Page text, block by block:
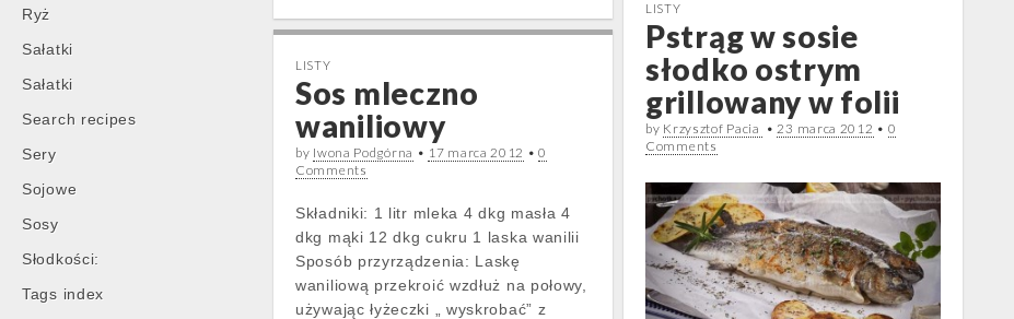
Ryż
Sałatki
Sałatki
Search recipes
Sery
Sojowe
Sosy
Słodkości:
Tags index
LISTY
Pstrąg w sosie
słodko ostrym
grillowany w folii
by Krzysztof Pacia •23 marca 2012 • 0
Comments
LISTY
Sos mleczno
waniliowy
by Iwona Podgórna • 17 marca 2012 •0
Comments
Składniki: 1 litr mleka 4 dkg masła 4
dkg mąki 12 dkg cukru 1 laska wanilii
Sposób przyrządzenia: Laskę
waniliową przekroić wzdłuż na połowy,
używając łyżeczki „ wyskrobać” z